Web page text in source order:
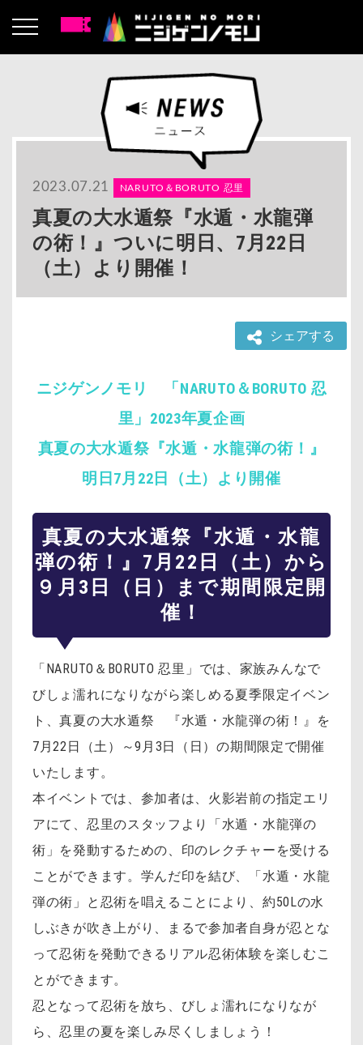
2023.07.21 NARUTO＆BORUTO 忍里
真夏の大水遁祭『水遁・水龍弾
の術！』ついに明日、7月22日
（土）より開催！
シェアする
ニジゲンノモリ 「NARUTO＆BORUTO 忍
里」2023年夏企画
真夏の大水遁祭『水遁・水龍弾の術！』
明日7月22日（土）より開催
真夏の大水遁祭『水遁・水龍
弾の術！』7月22日（土）から
９月3日（日）まで期間限定開
催！
「NARUTO＆BORUTO 忍里」では、家族みんなで
びしょ濡れになりながら楽しめる夏季限定イベン
ト、真夏の大水遁祭 『水遁・水龍弾の術！』を
7月22日（土）～9月3日（日）の期間限定で開催
いたします。
本イベントでは、参加者は、火影岩前の指定エリ
アにて、忍里のスタッフより「水遁・水龍弾の
術」を発動するための、印のレクチャーを受ける
ことができます。学んだ印を結び、「水遁・水龍
弾の術」と忍術を唱えることにより、約50Lの水
しぶきが吹き上がり、まるで参加者自身が忍とな
って忍術を発動できるリアル忍術体験を楽しむこ
とができます。
忍となって忍術を放ち、びしょ濡れになりなが
ら、忍里の夏を楽しみ尽くしましょう！